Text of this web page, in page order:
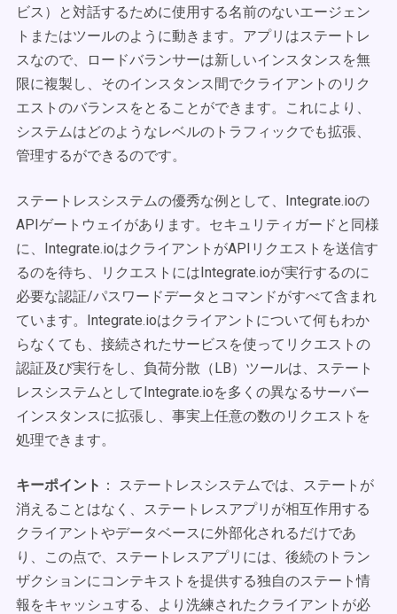
ビス）と対話するために使用する名前のないエージェン
トまたはツールのように動きます。アプリはステートレ
スなので、ロードバランサーは新しいインスタンスを無
限に複製し、そのインスタンス間でクライアントのリク
エストのバランスをとることができます。これにより、
システムはどのようなレベルのトラフィックでも拡張、
管理するができるのです。
ステートレスシステムの優秀な例として、Integrate.ioの
APIゲートウェイがあります。セキュリティガードと同様
に、Integrate.ioはクライアントがAPIリクエストを送信す
るのを待ち、リクエストにはIntegrate.ioが実行するのに
必要な認証/パスワードデータとコマンドがすべて含まれ
ています。Integrate.ioはクライアントについて何もわか
らなくても、接続されたサービスを使ってリクエストの
認証及び実行をし、負荷分散（LB）ツールは、ステート
レスシステムとしてIntegrate.ioを多くの異なるサーバー
インスタンスに拡張し、事実上任意の数のリクエストを
処理できます。
キーポイント ： ステートレスシステムでは、ステートが
消えることはなく、ステートレスアプリが相互作用する
クライアントやデータベースに外部化されるだけであ
り、この点で、ステートレスアプリには、後続のトラン
ザクションにコンテキストを提供する独自のステート情
報をキャッシュする、より洗練されたクライアントが必